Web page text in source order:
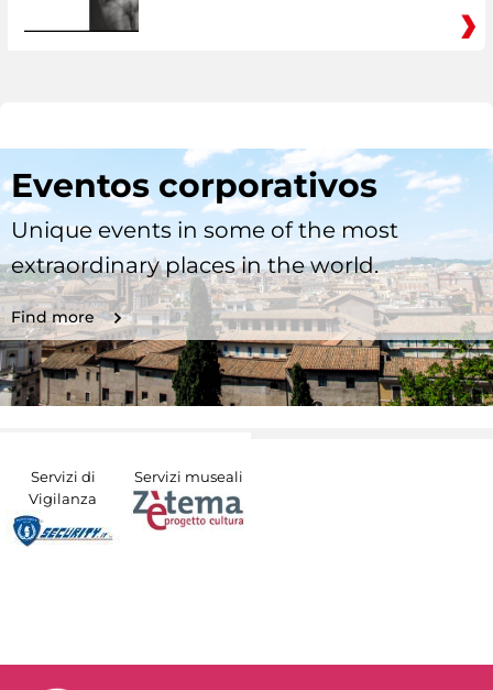
Eventos corporativos
Unique events in some of the most
extraordinary places in the world.
Find more
Servizi di
Vigilanza
Servizi museali